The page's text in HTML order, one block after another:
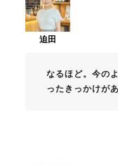
なるほど。今の
ったきっかけが